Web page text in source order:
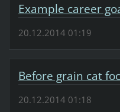
Example career
20.12.2014 01:19
Before grain cat
20.12.2014 01:18